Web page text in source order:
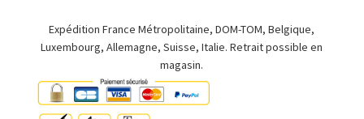
Expédition France Métropolitaine, DOM-TOM, Belgique,
Luxembourg, Allemagne, Suisse, Italie. Retrait possible en
magasin.